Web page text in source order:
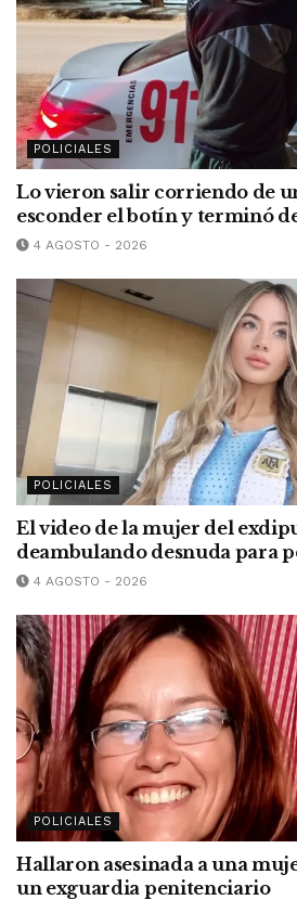
POLICIALES
Lo vieron salir corriendo de
esconder el botín y terminó
4 AGOSTO - 2026
POLICIALES
El video de la mujer del
deambulando desnuda para
4 AGOSTO - 2026
POLICIALES
Hallaron asesinada a una
un exguardia penitenciario